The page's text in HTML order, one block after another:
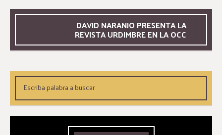
DAVID NARANJO PRESENTA LA
REVISTA URDIMBRE EN LA OCC